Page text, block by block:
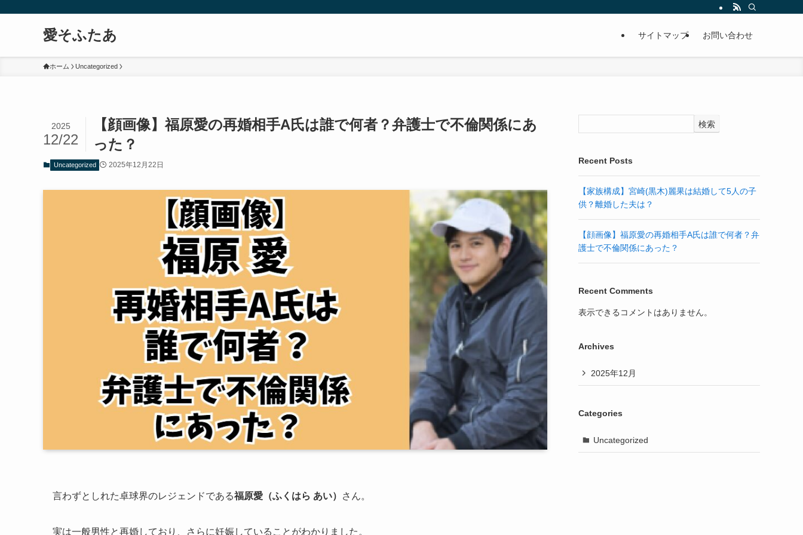
愛そふたあ サイトマップ お問い合わせ
ホーム Uncategorized
【顔画像】福原愛の再婚相手A氏は誰で何者？弁護士で不倫関係にあ
った？
2025
12/22
Uncategorized 2025年12月22日
言わずとしれた卓球界のレジェンドである福原愛（ふくはら あい） さん。
実は一般男性と再婚しており、さらに妊娠していることがわかりました。
検索
Recent Posts
【家族構成】宮崎(黒木)麗果は結婚して5人の子
供？離婚した夫は？
【顔画像】福原愛の再婚相手A氏は誰で何者？弁
護士で不倫関係にあった？
Recent Comments
表示できるコメントはありません。
Archives
2025年12月
Categories
Uncategorized